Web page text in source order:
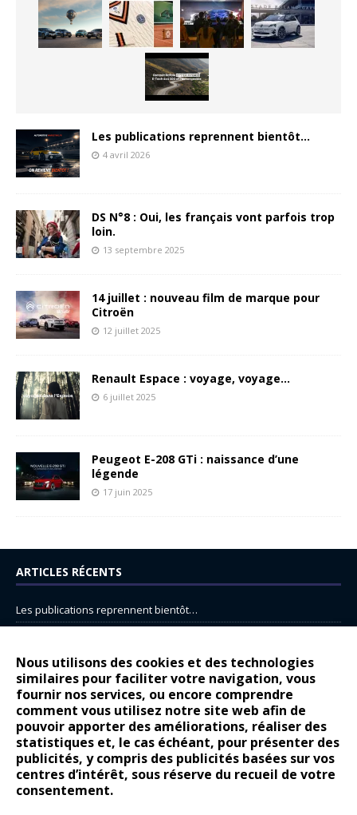
Nous utilisons des cookies et des technologies
similaires pour faciliter votre navigation, vous
fournir nos services, ou encore comprendre
comment vous utilisez notre site web afin de
pouvoir apporter des améliorations, réaliser des
statistiques et, le cas échéant, pour présenter des
publicités, y compris des publicités basées sur vos
centres d’intérêt, sous réserve du recueil de votre
consentement.
Les publications reprennent bientôt…
4 avril 2026
DS N°8 : Oui, les français vont parfois trop
loin.
13 septembre 2025
14 juillet : nouveau film de marque pour
Citroën
12 juillet 2025
Renault Espace : voyage, voyage…
6 juillet 2025
Peugeot E-208 GTi : naissance d’une
légende
17 juin 2025
ARTICLES RÉCENTS
Les publications reprennent bientôt…
14 juillet : nouveau film de marque pour Citroën
Renault Espace : voyage, voyage…
Peugeot E-208 GTi : naissance d’une légende
COMMENTAIRES RÉCENTS
Bernard DardartdansDacia Sandero : pour les gens vrais